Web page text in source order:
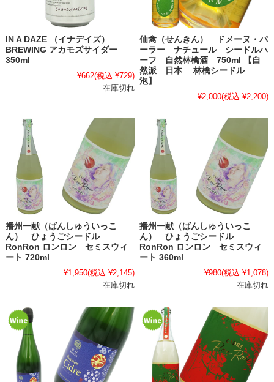
IN A DAZE （イナデイズ）
BREWING アカモズサイダー
350ml
¥662(税込 ¥729)
在庫切れ
仙禽（せんきん） ドメーヌ・パ
ーラー ナチュール シードルハ
ーフ 自然林檎酒 750ml 【自
然派 日本 林檎シードル
泡】
¥2,000(税込 ¥2,200)
播州一献（ばんしゅういっこ
ん） ひょうごシードル
RonRon ロンロン セミスウィ
ート 720ml
¥1,950(税込 ¥2,145)
在庫切れ
播州一献（ばんしゅういっこ
ん） ひょうごシードル
RonRon ロンロン セミスウィ
ート 360ml
¥980(税込 ¥1,078)
在庫切れ